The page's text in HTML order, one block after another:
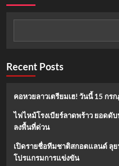
Recent Posts
คอหวยลาวเตรียมเฮ! วันนี้ 15 กร
ไฟไหม้โรงเบียร์ลาดพร้าว ยอดดั
ลงพื้นที่ด่วน
เปิดรายชื่อทีมชาติสกอตแลนด์ ลุ
โปรแกรมการแข่งขัน